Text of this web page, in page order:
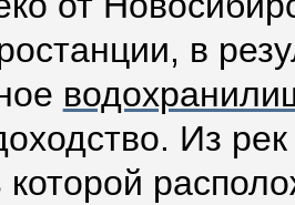
в
Из
которой